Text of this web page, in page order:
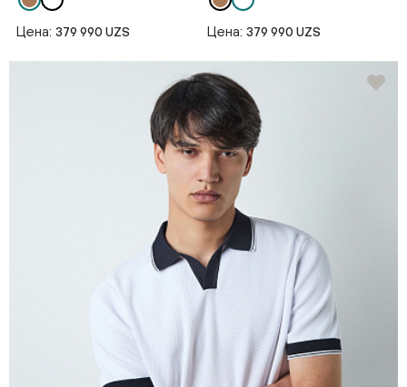
Цена: 379 990 UZS Цена: 379 990 UZS